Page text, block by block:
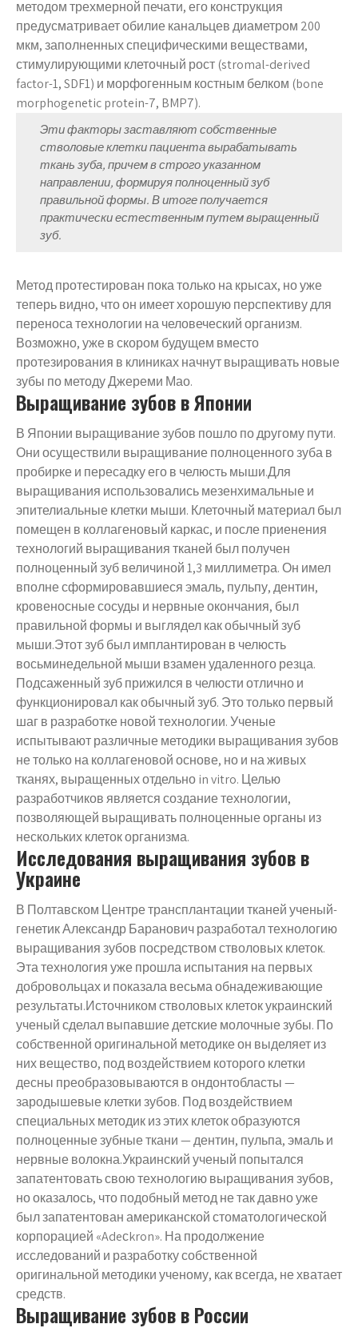
методом трехмерной печати, его конструкция
предусматривает обилие канальцев диаметром 200
мкм, заполненных специфическими веществами,
стимулирующими клеточный рост (stromal-derived
factor-1, SDF1) и морфогенным костным белком (bone
morphogenetic protein-7, BMP7).
Эти факторы заставляют собственные
стволовые клетки пациента вырабатывать
ткань зуба, причем в строго указанном
направлении, формируя полноценный зуб
правильной формы. В итоге получается
практически естественным путем выращенный
зуб.
Метод протестирован пока только на крысах, но уже
теперь видно, что он имеет хорошую перспективу для
переноса технологии на человеческий организм.
Возможно, уже в скором будущем вместо
протезирования в клиниках начнут выращивать новые
зубы по методу Джереми Мао.
Выращивание зубов в Японии
В Японии выращивание зубов пошло по другому пути.
Они осуществили выращивание полноценного зуба в
пробирке и пересадку его в челюсть мыши.Для
выращивания использовались мезенхимальные и
эпителиальные клетки мыши. Клеточный материал был
помещен в коллагеновый каркас, и после приенения
технологий выращивания тканей был получен
полноценный зуб величиной 1,3 миллиметра. Он имел
вполне сформировавшиеся эмаль, пульпу, дентин,
кровеносные сосуды и нервные окончания, был
правильной формы и выглядел как обычный зуб
мыши.Этот зуб был имплантирован в челюсть
восьминедельной мыши взамен удаленного резца.
Подсаженный зуб прижился в челюсти отлично и
функционировал как обычный зуб. Это только первый
шаг в разработке новой технологии. Ученые
испытывают различные методики выращивания зубов
не только на коллагеновой основе, но и на живых
тканях, выращенных отдельно in vitro. Целью
разработчиков является создание технологии,
позволяющей выращивать полноценные органы из
нескольких клеток организма.
Исследования выращивания зубов в
Украине
В Полтавском Центре трансплантации тканей ученый-
генетик Александр Баранович разработал технологию
выращивания зубов посредством стволовых клеток.
Эта технология уже прошла испытания на первых
добровольцах и показала весьма обнадеживающие
результаты.Источником стволовых клеток украинский
ученый сделал выпавшие детские молочные зубы. По
собственной оригинальной методике он выделяет из
них вещество, под воздействием которого клетки
десны преобразовываются в ондонтобласты —
зародышевые клетки зубов. Под воздействием
специальных методик из этих клеток образуются
полноценные зубные ткани — дентин, пульпа, эмаль и
нервные волокна.Украинский ученый попытался
запатентовать свою технологию выращивания зубов,
но оказалось, что подобный метод не так давно уже
был запатентован американской стоматологической
корпорацией «Adeсkron». На продолжение
исследований и разработку собственной
оригинальной методики ученому, как всегда, не хватает
средств.
Выращивание зубов в России